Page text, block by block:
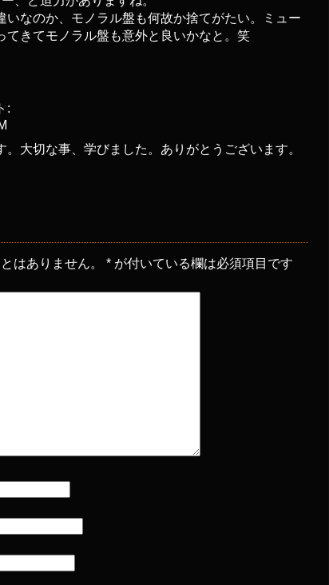
いなのか、モノラル盤も何故か捨てがたい。ミュー
てきてモノラル盤も意外と良いかなと。笑
:
。大切な事、学びました。ありがとうございます。
はありません。 * が付いている欄は必須項目です